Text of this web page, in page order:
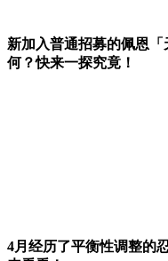
新加入普通招募的佩恩
何？快来一探究竟！
4月经历了平衡性调整的